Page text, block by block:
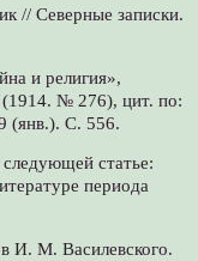
// Северные записки.
и религия»,
(1914. № 276), цит. по:
(янв.). С. 556.
статье:
периода
И. М. Василевского.